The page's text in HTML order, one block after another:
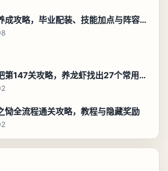
异环白藏养成攻略，毕业配装、技能加点与阵容搭配保姆级解析
聪明开局吧第147关攻略，养龙虾找出27个常用字通关答案
恸全流程通关攻略，教程与隐藏奖励